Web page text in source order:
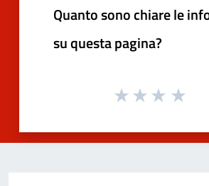
Quanto sono chiare le
su questa pagina?